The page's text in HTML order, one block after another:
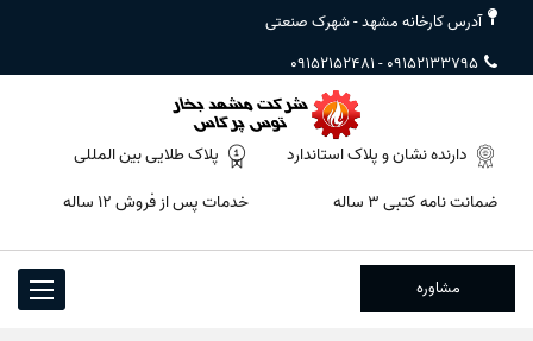
آدرس کارخانه مشهد - شهرک صنعتی
09152133795
-
09152152481
دارنده نشان و پلاک استاندارد
ضمانت نامه کتبی ۳ ساله
پلاک طلایی بین المللی
خدمات پس از فروش ۱۲ ساله
Toggle
مشاوره